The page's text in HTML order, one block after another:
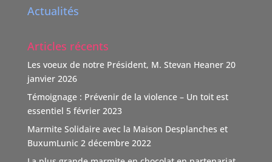
POUR TOUS Suisse.
donateur avec une volonté claire : soutenir des causes
humaines, sociales, environnementales et culturelles
qui font la différence."
TOIT POUR TOUS remercie vivement ce soutien,
d'autant que l'association n'est pas subventionnée
Video
Voir sur Facebook · Partager
Actualités
Articles récents
Les voeux de notre Président, M. Stevan Heaner 20
janvier 2026
Témoignage : Prévenir de la violence – Un toit est
essentiel 5 février 2023
Marmite Solidaire avec la Maison Desplanches et
BuxumLunic 2 décembre 2022